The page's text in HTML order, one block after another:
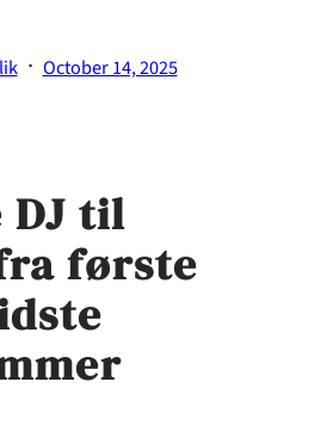
· October 14, 2025
DJ til
første